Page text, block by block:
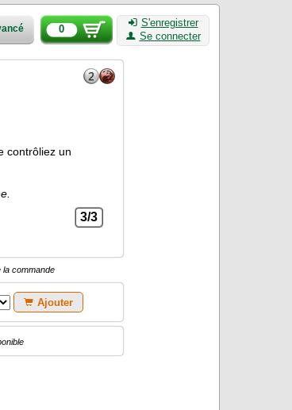
0
S'enregistrer
Se connecter
contrôliez un
3/3
la commande
Ajouter